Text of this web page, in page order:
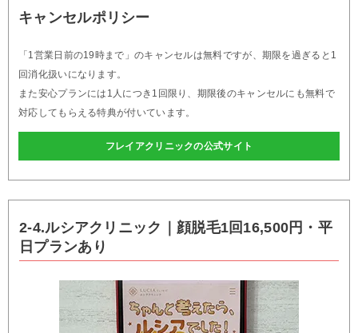
キャンセルポリシー
「1営業日前の19時まで」のキャンセルは無料ですが、期限を過ぎると1
回消化扱いになります。
また安心プランには1人につき1回限り、期限後のキャンセルにも無料で
対応してもらえる特典が付いています。
フレイアクリニックの公式サイト
2-4.ルシアクリニック｜顔脱毛1回16,500円・平
日プランあり